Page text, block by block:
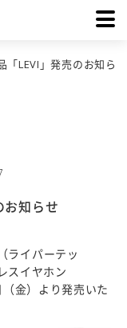
「LEVI」発売のお知ら
お知らせ
ライパーテッ
スイヤホン
金）より発売いた